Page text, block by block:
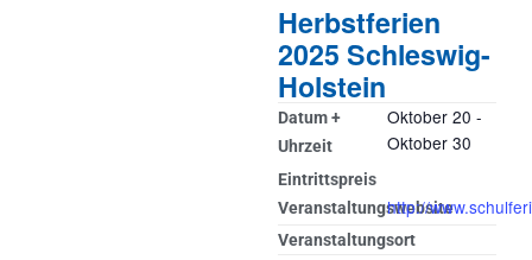
Herbstferien
2025 Schleswig-
Holstein
Datum +
Uhrzeit
Oktober 20 -
Oktober 30
Eintrittspreis
Veranstaltungswebsite
http://
Veranstaltungsort